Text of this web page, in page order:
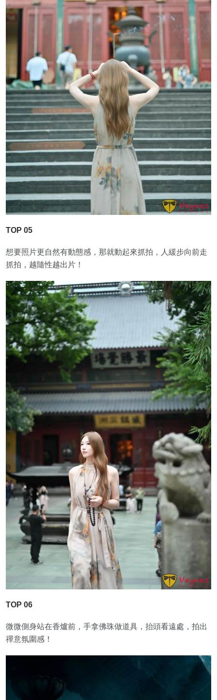
TOP 05
想要照片更自然有動態感，那就動起來抓拍，人緩步向前走
抓拍，越隨性越出片！
TOP 06
微微側身站在香爐前，手拿佛珠做道具，抬頭看遠處，拍出
禪意氛圍感！